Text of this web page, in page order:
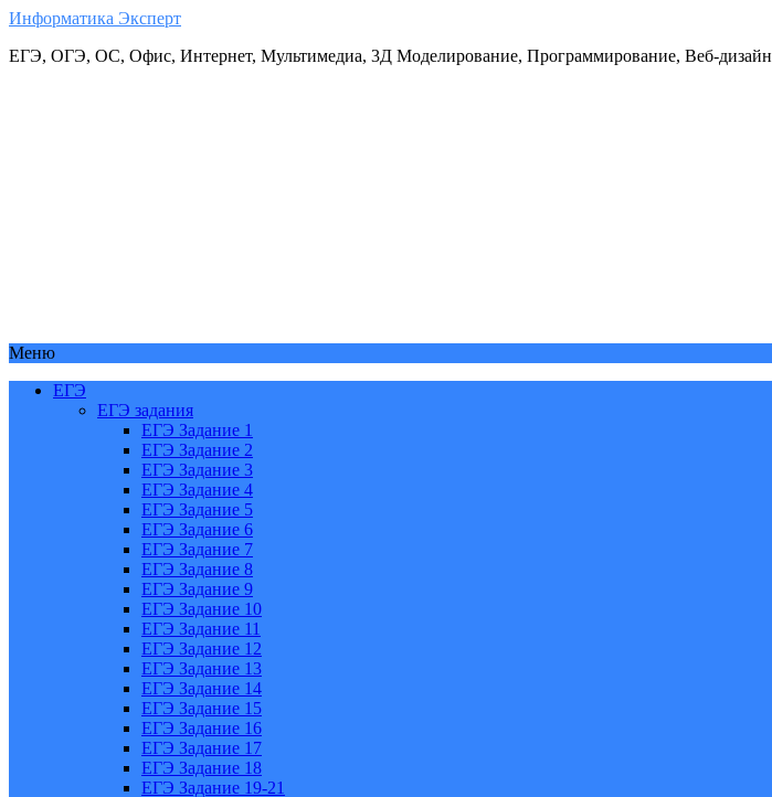
Информатика Эксперт
ЕГЭ, ОГЭ, ОС, Офис, Интернет, Мультимедиа, 3Д Моделирование, Программирование, Веб-дизайн
Меню
ЕГЭ
ЕГЭ задания
ЕГЭ Задание 1
ЕГЭ Задание 2
ЕГЭ Задание 3
ЕГЭ Задание 4
ЕГЭ Задание 5
ЕГЭ Задание 6
ЕГЭ Задание 7
ЕГЭ Задание 8
ЕГЭ Задание 9
ЕГЭ Задание 10
ЕГЭ Задание 11
ЕГЭ Задание 12
ЕГЭ Задание 13
ЕГЭ Задание 14
ЕГЭ Задание 15
ЕГЭ Задание 16
ЕГЭ Задание 17
ЕГЭ Задание 18
ЕГЭ Задание 19-21